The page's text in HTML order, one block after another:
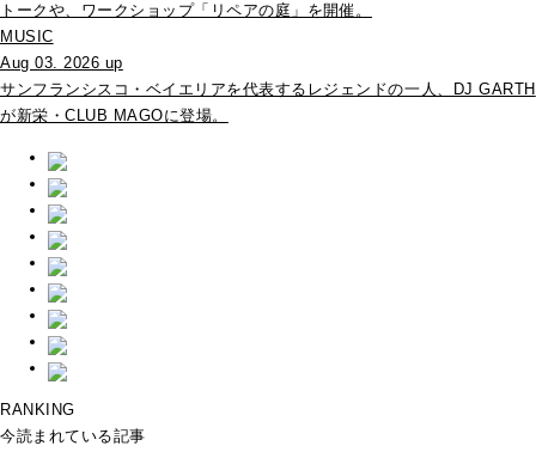
トークや、ワークショップ「リペアの庭」を開催。
MUSIC
Aug 03. 2026 up
サンフランシスコ・ベイエリアを代表するレジェンドの一人、DJ GARTH
が新栄・CLUB MAGOに登場。
RANKING
今読まれている記事